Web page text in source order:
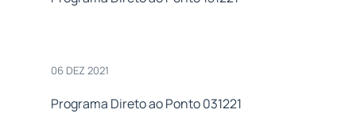
06 DEZ 2021
Programa Direto ao Ponto 031221